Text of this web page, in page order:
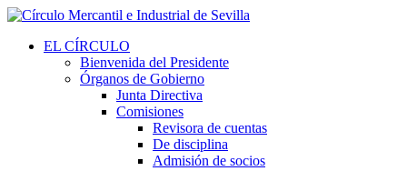
EL CÍRCULO
Bienvenida del Presidente
Órganos de Gobierno
Junta Directiva
Comisiones
Revisora de cuentas
De disciplina
Admisión de socios